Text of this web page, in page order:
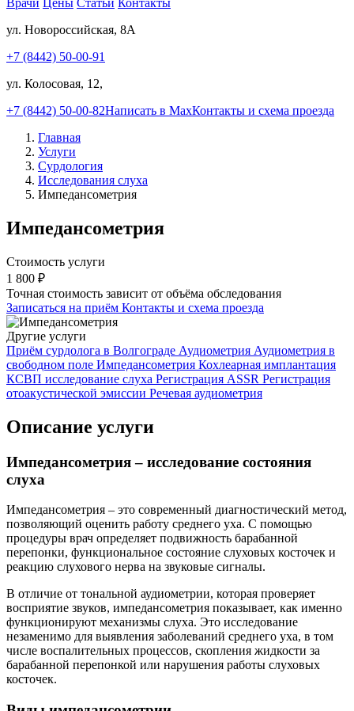
Врачи Цены Статьи Контакты
ул. Новороссийская, 8А
+7 (8442) 50-00-91
ул. Колосовая, 12,
+7 (8442) 50-00-82Написать в MaxКонтакты и схема проезда
Главная
Услуги
Сурдология
Исследования слуха
Импедансометрия
Импедансометрия
Стоимость услуги
1 800 ₽
Точная стоимость зависит от объёма обследования
Записаться на приём Контакты и схема проезда
Другие услуги
Приём сурдолога в Волгограде Аудиометрия Аудиометрия в
свободном поле Импедансометрия Кохлеарная имплантация
КСВП исследование слуха Регистрация ASSR Регистрация
отоакустической эмиссии Речевая аудиометрия
Описание услуги
Импедансометрия – исследование состояния
слуха
Импедансометрия – это современный диагностический метод,
позволяющий оценить работу среднего уха. С помощью
процедуры врач определяет подвижность барабанной
перепонки, функциональное состояние слуховых косточек и
реакцию слухового нерва на звуковые сигналы.
В отличие от тональной аудиометрии, которая проверяет
восприятие звуков, импедансометрия показывает, как именно
функционируют механизмы слуха. Это исследование
незаменимо для выявления заболеваний среднего уха, в том
числе воспалительных процессов, скопления жидкости за
барабанной перепонкой или нарушения работы слуховых
косточек.